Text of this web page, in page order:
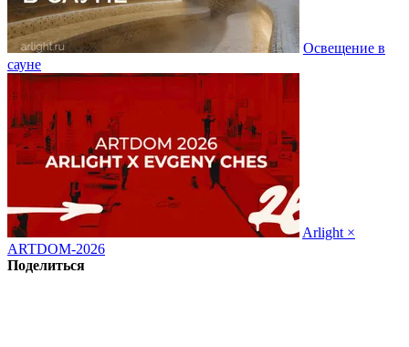
Освещение в
сауне
Arlight ×
ARTDOM-2026
Поделиться